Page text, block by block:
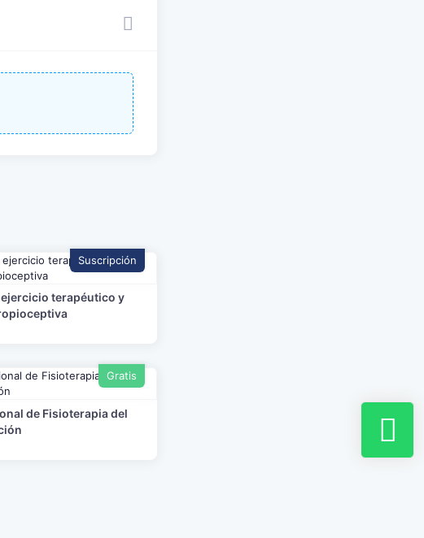
Suscripción
terapéutico y
Gratis
de Fisioterapia del